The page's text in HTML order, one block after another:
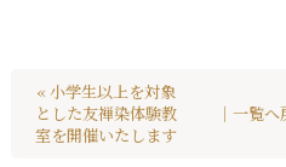
« 小学生以上を対象
とした友禅染体験教
室を開催いたします
｜一覧へ